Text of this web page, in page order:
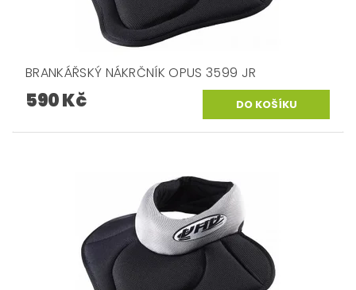
BRANKÁŘSKÝ NÁKRČNÍK OPUS 3599 JR
590 Kč